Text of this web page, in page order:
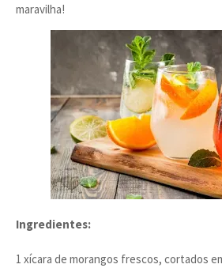
maravilha!
Ingredientes:
1 xícara de morangos frescos, cortados